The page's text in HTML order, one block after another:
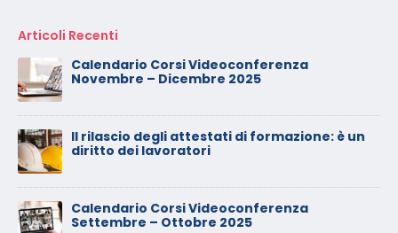
Articoli Recenti
Calendario Corsi Videoconferenza
Novembre – Dicembre 2025
Il rilascio degli attestati di formazione: è un
diritto dei lavoratori
Calendario Corsi Videoconferenza
Settembre – Ottobre 2025